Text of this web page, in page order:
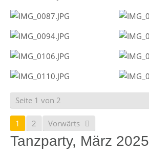
Seite 1 von 2
1 2 Vorwärts
Tanzparty, März 2025